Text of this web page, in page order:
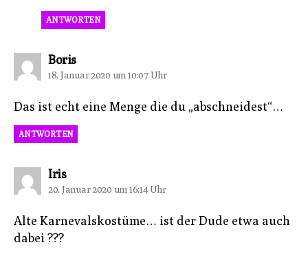
ANTWORTEN
Borissagt:
18. Januar 2020 um 10:07 Uhr
Das ist echt eine Menge die du „abschneidest“…
ANTWORTEN
Irissagt:
20. Januar 2020 um 16:14 Uhr
Alte Karnevalskostüme… ist der Dude etwa auch
dabei ???